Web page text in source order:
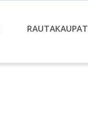
RAUTAKAUPAT